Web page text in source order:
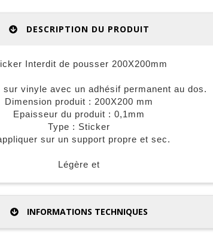
DESCRIPTION DU PRODUIT
Interdit de pousser 200X200mm
sur vinyle avec un adhésif permanent au dos.
Dimension produit : 200X200 mm
Epaisseur du produit : 0,1mm
Type : Sticker
sur un support propre et sec.
Légère et
INFORMATIONS TECHNIQUES